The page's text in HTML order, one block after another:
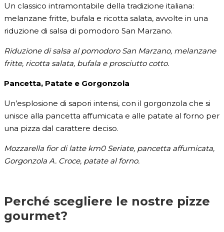
Un classico intramontabile della tradizione italiana:
melanzane fritte, bufala e ricotta salata, avvolte in una
riduzione di salsa di pomodoro San Marzano.
Riduzione di salsa al pomodoro San Marzano, melanzane
fritte, ricotta salata, bufala e prosciutto cotto.
Pancetta, Patate e Gorgonzola
Un’esplosione di sapori intensi, con il gorgonzola che si
unisce alla pancetta affumicata e alle patate al forno per
una pizza dal carattere deciso.
Mozzarella fior di latte km0 Seriate, pancetta affumicata,
Gorgonzola A. Croce, patate al forno.
Perché scegliere le nostre pizze
gourmet?